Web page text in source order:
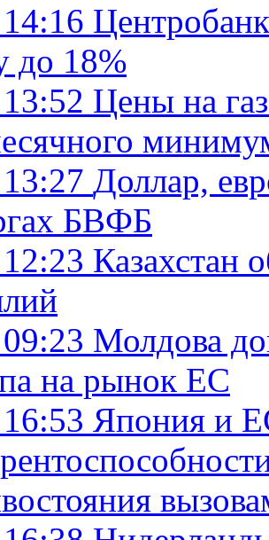
до 18%
Цены на
Доллар,
БВФБ
Казахстан
Молдова
на рынок ЕС
Япония и